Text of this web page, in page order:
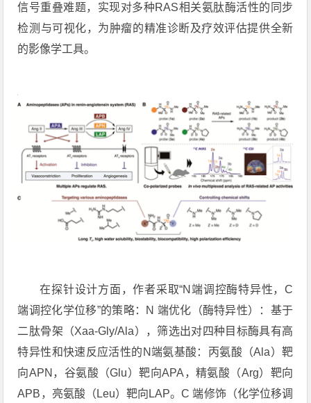
信号重叠难题，实现对多种RAS相关氨肽酶活性的同步
检测与可视化，为肿瘤的精准诊断及疗效评估提供全新
的影像学工具。
在探针设计方面，作者采取“N端调控酶特异性，C
端调控化学位移”的策略：N 端优化（酶特异性）：基于
二肽骨架（Xaa-Gly/Ala），筛选出对四种目标酶具有高
特异性和快速反应活性的N端氨基酸：丙氨酸（Ala）靶
向APN，谷氨酸（Glu）靶向APA，精氨酸（Arg）靶向
APB，亮氨酸（Leu）靶向LAP。C 端修饰（化学位移调